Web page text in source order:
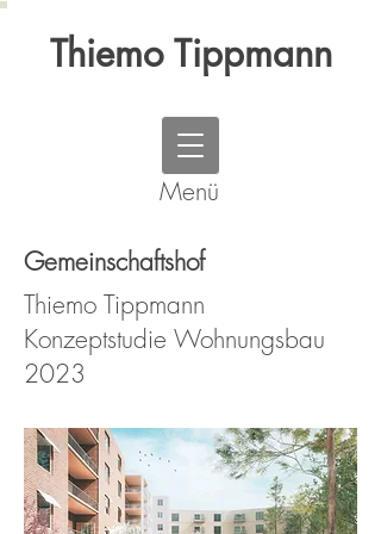
Thiemo Tippmann
Menü
Gemeinschaftshof
Thiemo Tippmann
Konzeptstudie Wohnungsbau
2023